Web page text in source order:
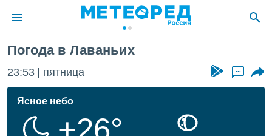
о
Погода в Лаваньих
23:53 пятница ...
Ясное небо